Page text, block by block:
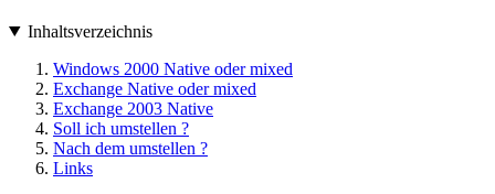
Inhaltsverzeichnis
Windows 2000 Native oder mixed
Exchange Native oder mixed
Exchange 2003 Native
Soll ich umstellen ?
Nach dem umstellen ?
Links